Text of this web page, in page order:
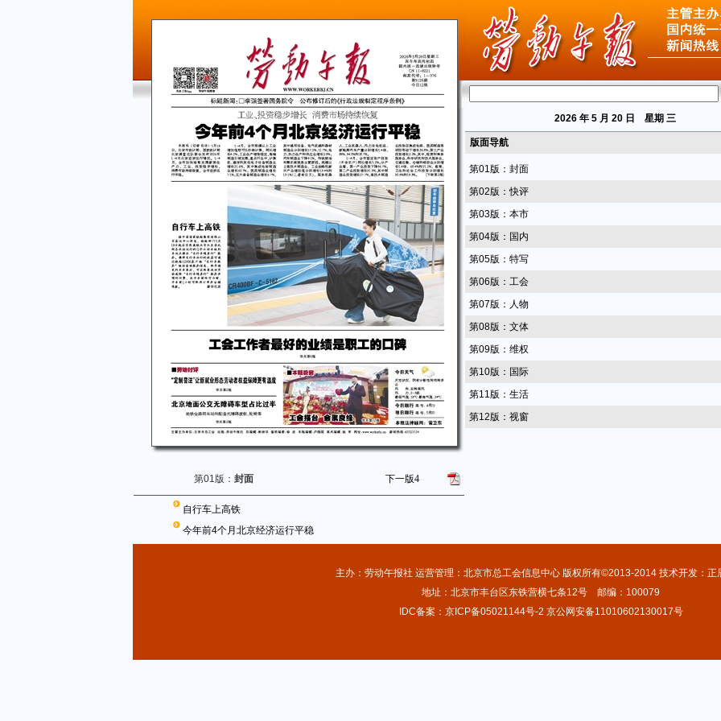
第01版： 封面 下一版4
自行车上高铁
今年前4个月北京经济运行平稳
2026 年 5 月 20 日 星期 三
版面导航
第01版：封面
第02版：快评
第03版：本市
第04版：国内
第05版：特写
第06版：工会
第07版：人物
第08版：文体
第09版：维权
第10版：国际
第11版：生活
第12版：视窗
主办：劳动午报社 运营管理：北京市总工会信息中心 版权所有©2013-2014 技术开发：正
地址：北京市丰台区东铁营横七条12号 邮编：100079
IDC备案：京ICP备05021144号-2 京公网安备11010602130017号